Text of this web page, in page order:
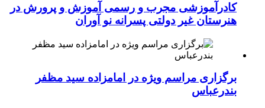
کادرآموزشی مجرب و رسمی آموزش و پرورش در
هنرستان غیر دولتی پسرانه نو آوران
برگزاری مراسم ویژه در امامزاده سید مظفر
بندرعباس